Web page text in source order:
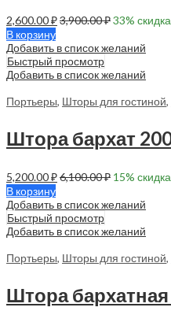
2,600.00₽3,900.00₽33% скидка
В корзину
Добавить в список желаний
Быстрый просмотр
Добавить в список желаний
Портьеры, Шторы для гостиной,
5,200.00₽6,100.00₽ 15% скидка
В корзину
Добавить в список желаний
Быстрый просмотр
Добавить в список желаний
Портьеры, Шторы для гостиной,